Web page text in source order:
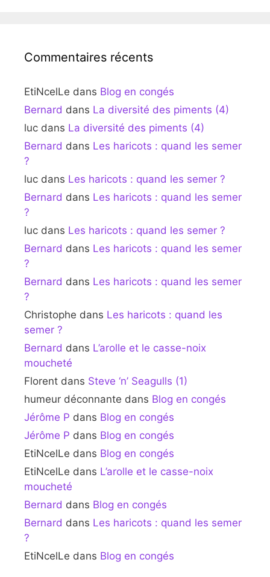
Commentaires récents
EtiNcelLe dans Blog en congés
Bernard dans La diversité des piments (4)
luc dans La diversité des piments (4)
Bernard dans Les haricots : quand les semer
?
luc dans Les haricots : quand les semer ?
Bernard dans Les haricots : quand les semer
?
luc dans Les haricots : quand les semer ?
Bernard dans Les haricots : quand les semer
?
Bernard dans Les haricots : quand les semer
?
Christophe dans Les haricots : quand les
semer ?
Bernard dans L’arolle et le casse-noix
moucheté
Florent dans Steve ‘n’ Seagulls (1)
humeur déconnante dans Blog en congés
Jérôme P dans Blog en congés
Jérôme P dans Blog en congés
EtiNcelLe dans Blog en congés
EtiNcelLe dans L’arolle et le casse-noix
moucheté
Bernard dans Blog en congés
Bernard dans Les haricots : quand les semer
?
EtiNcelLe dans Blog en congés